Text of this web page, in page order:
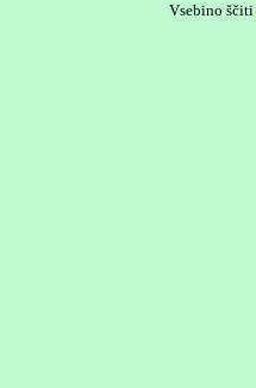
Vsebino ščiti